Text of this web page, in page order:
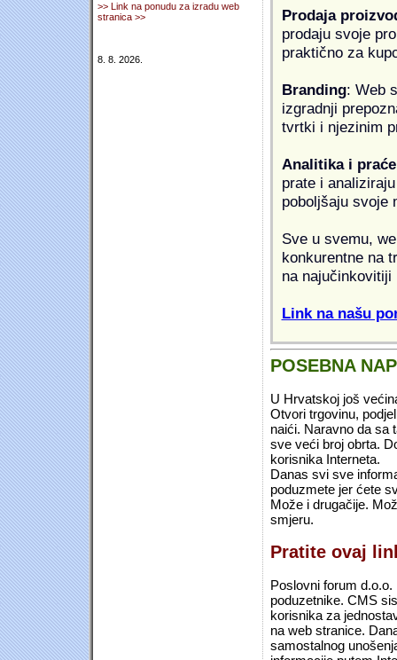
>> Link na ponudu za izradu web
stranica >>
8. 8. 2026.
Prodaja
prodaju svoje
praktično za
Branding: Web
izgradnji
tvrtki i njezinim
Analitika i
prate i
poboljšaju svoje
Sve u svemu,
konkurentne na
na najučinkovitiji
Link na našu
POSEBNA
U Hrvatskoj još
Otvori trgovinu,
naići. Naravno da sa
sve veći broj obrta.
korisnika Interneta.
Danas svi sve
poduzmete jer ćete
Može i drugačije.
smjeru.
Pratite ovaj
Poslovni forum
poduzetnike. CMS
korisnika za
na web stranice.
samostalnog